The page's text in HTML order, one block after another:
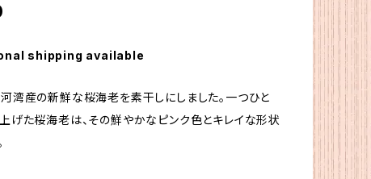
shipping available
湾産の新鮮な桜海老を素干しにしました。一つひと
げた桜海老は、その鮮やかなピンク色とキレイな形状